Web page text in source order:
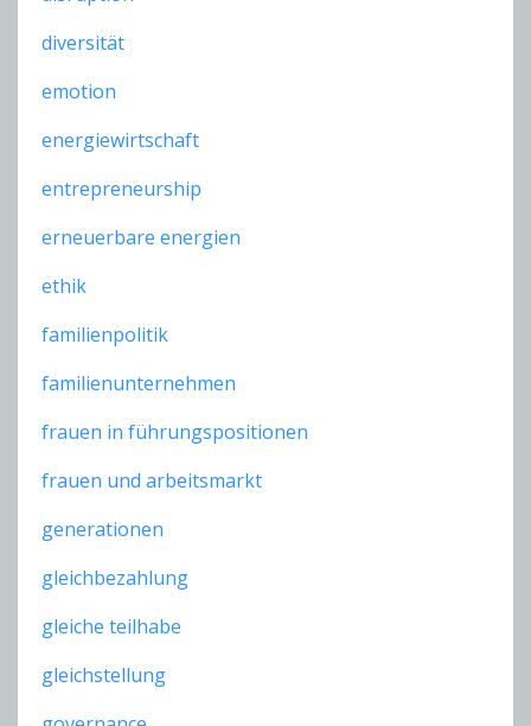
diversität
emotion
energiewirtschaft
entrepreneurship
erneuerbare energien
ethik
familienpolitik
familienunternehmen
frauen in führungspositionen
frauen und arbeitsmarkt
generationen
gleichbezahlung
gleiche teilhabe
gleichstellung